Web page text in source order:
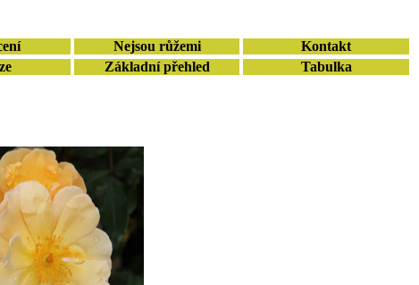
Nejsou růžemi
Kontakt
Základní přehled Tabulka